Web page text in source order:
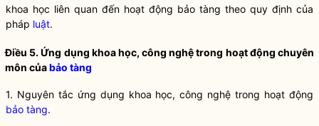
khoa học liên quan đến hoạt động bảo tàng theo quy định của
pháp luật.
Điều 5. Ứng dụng khoa học, công nghệ trong hoạt động chuyên
môn củabảo tàng
1. Nguyên tắc ứng dụng khoa học, công nghệ trong hoạt động
bảo tàng.